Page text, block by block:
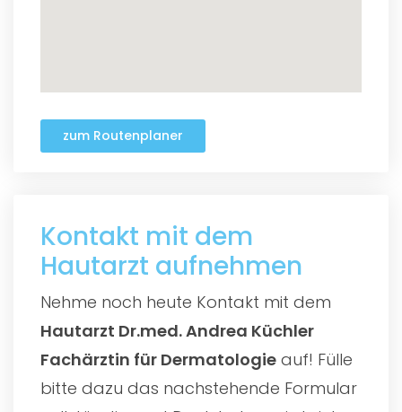
zum Routenplaner
Kontakt mit dem
Hautarzt aufnehmen
Nehme noch heute Kontakt mit dem
Hautarzt Dr.med. Andrea Küchler
Fachärztin für Dermatologie auf! Fülle
bitte dazu das nachstehende Formular